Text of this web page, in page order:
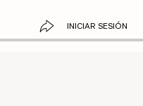
INICIAR SESIÓN